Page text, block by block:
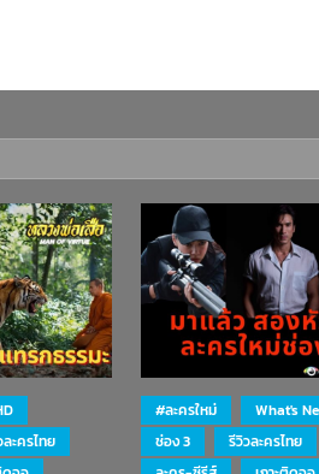
ะครไทย
#ละครใหม่
What's
ช่อง 3
รีวิวละครไทย